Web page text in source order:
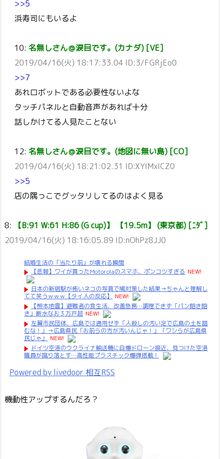
>>5
浜寿司にもいるよ
10: 名無しさん＠涙目です。(カナダ) [VE]
2019/04/16(火) 18:17:33.04 ID:3/FGRjEo0
>>7
あれロボットである必要性ないよな
タッチパネルと自動音声があれば十分
話しかけてる人見たことない
12: 名無しさん＠涙目です。(地図に無い島) [CO]
2019/04/16(火) 18:21:02.31 ID:XYIMxICZ0
>>5
店の隅っこでグッタリしてるのはよく見る
8:
【B:91 W:61 H:86 (G cup)】 【19.5m】 (東京都) [ﾆﾀﾞ]
2019/04/16(火) 18:16:05.89 ID:nOhPz8JJ0
結婚生活の「当たり前」が壊れる瞬間
【悲報】ワイが買ったMotorolaのスマホ、ポンコツすぎる NEW!
日本の新宿駅が怖いネコの写真で鳩対策した結果→ちゃんと理解し
てて笑うｗｗｗ【タイ人の反応】
NEW!
【熊本地震】避難者の食生活、改善急務…調理できず「パン飽き飽
き」断水なお３万戸超 NEW!
左翼市民団体、広島では通用せず「人殺しの汚い足で広島の土を踏
むな！」→広島県民「お前らの方が汚いんじゃ！」「ワシらが広島県
民じゃ」
NEW!
ドイツ空港のウクライナ輸送機に自爆ドローン接近、見つけた空港
職員が蹴り落とす…高性能プラスチック爆弾搭載！
Powered by livedoor 相互RSS
機動性アップするんだろ？